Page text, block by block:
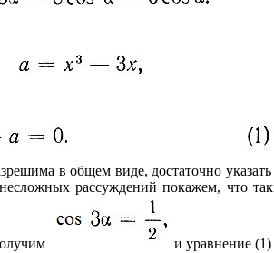
в общем виде, достаточно
рассуждений покажем, что
и уравнение